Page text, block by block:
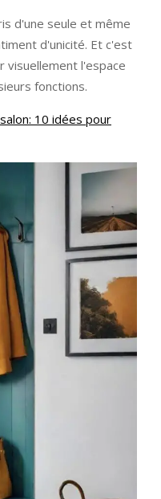
d'une seule et même
d'unicité. Et c'est
visuellement l'espace
fonctions.
10 idées pour